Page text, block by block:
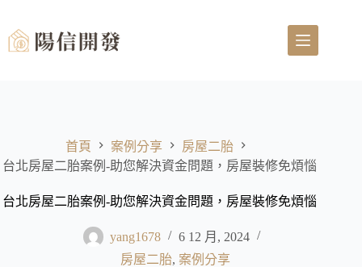
首頁 案例分享
房屋二胎
台北房屋二胎案例-助您解決資金問題，房屋裝修免煩惱
台北房屋二胎案例-助您解決資金問題，房屋裝修免煩惱
yang1678
6 12 月, 2024
房屋二胎,案例分享